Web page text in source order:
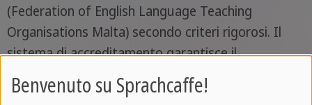
(Federation of English Language Teaching
Organisations Malta) secondo criteri rigorosi. Il
sistema di accreditamento garantisce il
raggiungimento e il mantenimento dell'eccellenza
accademica. Ci sforziamo, insieme a FELTOM, di
Benvenuto su Sprachcaffe!